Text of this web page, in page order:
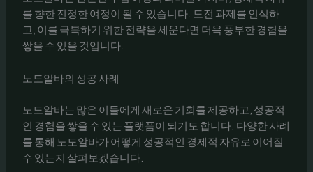
를 향한 진정한 여정이 될 수 있습니다. 도전 과제를 인식하
고, 이를 극복하기 위한 전략을 세운다면 더욱 풍부한 경험을
쌓을 수 있을 것입니다.
노도알바의 성공 사례
노도알바는 많은 이들에게 새로운 기회를 제공하고, 성공적
인 경험을 쌓을 수 있는 플랫폼이 되기도 합니다. 다양한 사례
를 통해 노도알바가 어떻게 성공적인 경제적 자유로 이어질
수 있는지 살펴보겠습니다.